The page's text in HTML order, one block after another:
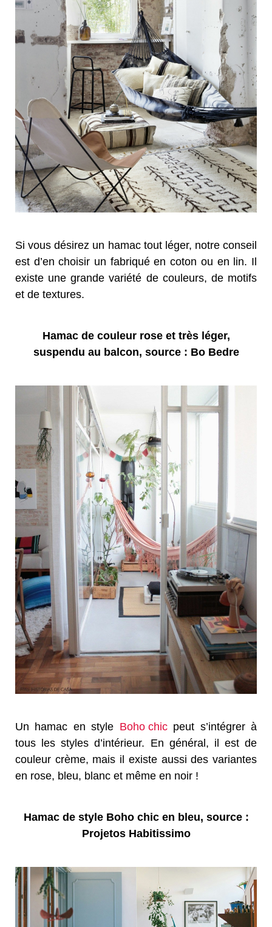
Si vous désirez un hamac tout léger, notre conseil
est d’en choisir un fabriqué en coton ou en lin. Il
existe une grande variété de couleurs, de motifs
et de textures.
Hamac de couleur rose et très léger,
suspendu au balcon, source : Bo Bedre
Un hamac en style Boho chicpeut s’intégrer à
tous les styles d’intérieur. En général, il est de
couleur crème, mais il existe aussi des variantes
en rose, bleu, blanc et même en noir !
Hamac de style Boho chic en bleu, source :
Projetos Habitissimo